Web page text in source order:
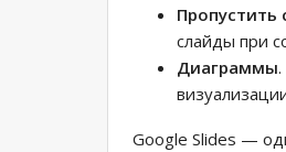
Пропустить
слайды при
Диаграммы
Google Slides —